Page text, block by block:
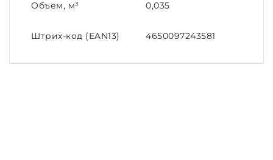
Объем, м³ 0,035
Штрих-код (EAN13) 4650097243581